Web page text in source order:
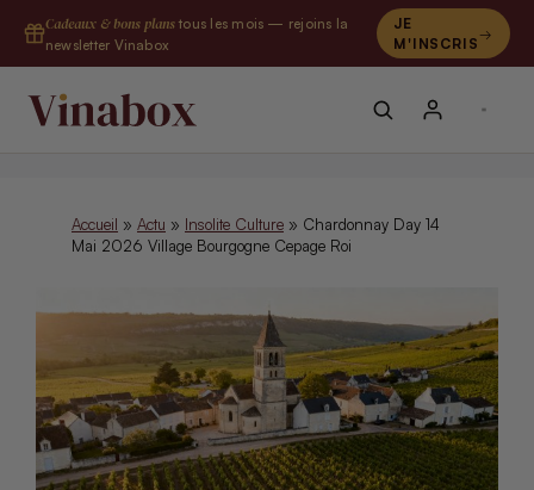
contenu
Cadeaux & bons plans tous les mois — rejoins la
newsletter Vinabox
JE
M'INSCRIS
Accueil » Actu » Insolite Culture » Chardonnay Day 14
Mai 2026 Village Bourgogne Cepage Roi